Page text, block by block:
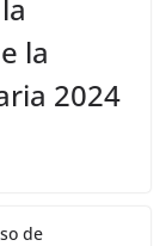
la
2024
de